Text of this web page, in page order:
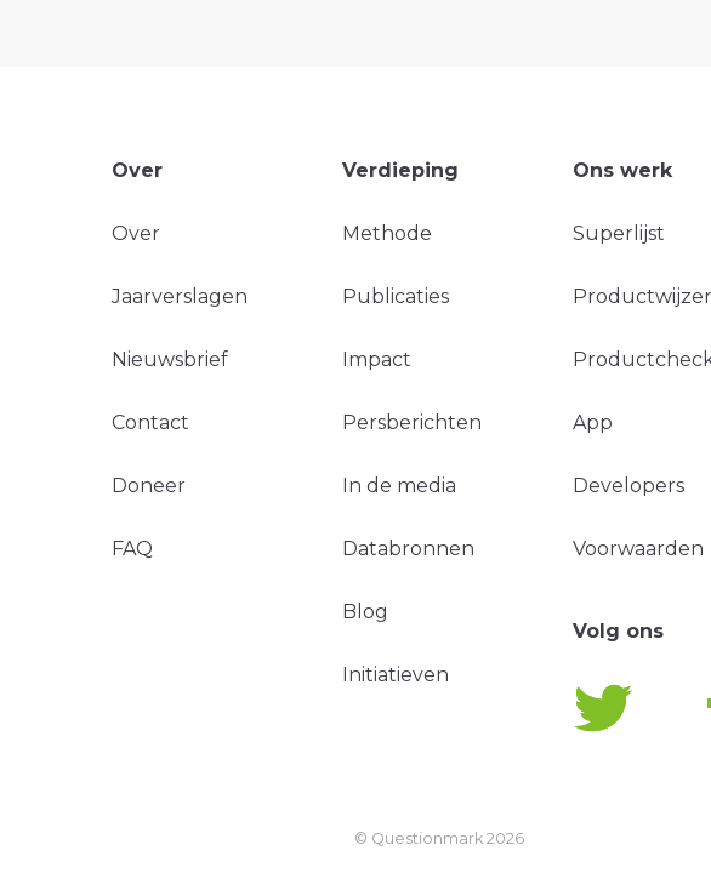
Over
Over
Jaarverslagen
Nieuwsbrief
Contact
Doneer
FAQ
Verdieping
Methode
Publicaties
Impact
Persberichten
In de media
Databronnen
Blog
Initiatieven
Ons werk
Superlijst
App
Developers
Voorwaarden
Volg ons
© Questionmark 2026